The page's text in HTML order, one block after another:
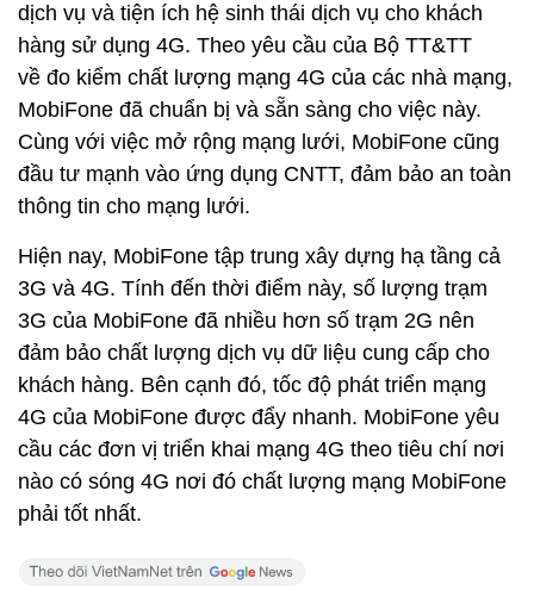
dịch vụ và tiện ích hệ sinh thái dịch vụ cho khách
hàng sử dụng 4G. Theo yêu cầu của Bộ TT&TT
về đo kiểm chất lượng mạng 4G của các nhà mạng,
MobiFone đã chuẩn bị và sẵn sàng cho việc này.
Cùng với việc mở rộng mạng lưới, MobiFone cũng
đầu tư mạnh vào ứng dụng CNTT, đảm bảo an toàn
thông tin cho mạng lưới.
Hiện nay, MobiFone tập trung xây dựng hạ tầng cả
3G và 4G. Tính đến thời điểm này, số lượng trạm
3G của MobiFone đã nhiều hơn số trạm 2G nên
đảm bảo chất lượng dịch vụ dữ liệu cung cấp cho
khách hàng. Bên cạnh đó, tốc độ phát triển mạng
4G của MobiFone được đẩy nhanh. MobiFone yêu
cầu các đơn vị triển khai mạng 4G theo tiêu chí nơi
nào có sóng 4G nơi đó chất lượng mạng MobiFone
phải tốt nhất.